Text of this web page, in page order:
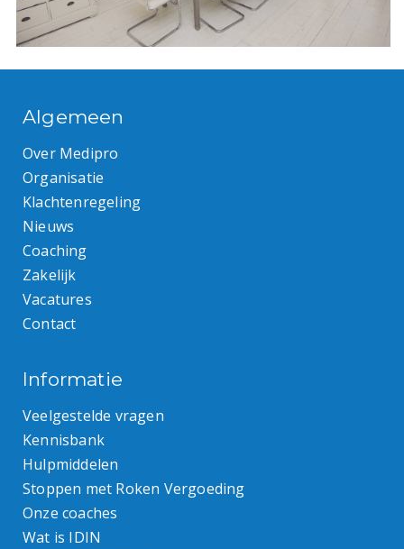
Algemeen
Over Medipro
Organisatie
Klachtenregeling
Nieuws
Coaching
Zakelijk
Vacatures
Contact
Informatie
Veelgestelde vragen
Kennisbank
Hulpmiddelen
Stoppen met Roken Vergoeding
Onze coaches
Wat is IDIN